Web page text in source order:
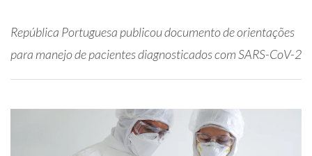
República Portuguesa publicou documento de orientações
para manejo de pacientes diagnosticados com SARS-CoV-2